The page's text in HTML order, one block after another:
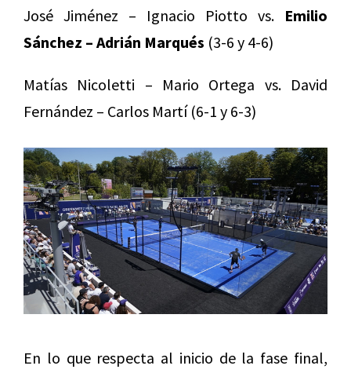
José Jiménez – Ignacio Piotto vs. Emilio
Sánchez – Adrián Marqués (3-6 y 4-6)
Matías Nicoletti – Mario Ortega vs. David
Fernández – Carlos Martí (6-1 y 6-3)
En lo que respecta al inicio de la fase final,